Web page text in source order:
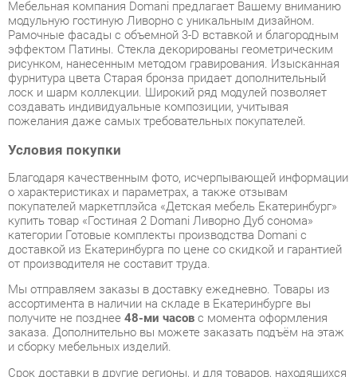
эффектом Патины. Стекла декорированы геометрическим
рисунком, нанесенным методом гравирования. Изысканная
фурнитура цвета Старая бронза придает дополнительный
лоск и шарм коллекции. Широкий ряд модулей позволяет
создавать индивидуальные композиции, учитывая
пожелания даже самых требовательных покупателей.
Условия покупки
Благодаря качественным фото, исчерпывающей информации
о характеристиках и параметрах, а также отзывам
покупателей маркетплэйса «Детская мебель Екатеринбург»
купить товар «Гостиная 2 Domani Ливорно Дуб сонома»
категории Готовые комплекты производства Domani с
доставкой из Екатеринбурга по цене со скидкой и гарантией
от производителя не составит труда.
Мы отправляем заказы в доставку ежедневно. Товары из
ассортимента в наличии на складе в Екатеринбурге вы
получите не позднее48-ми часовс момента оформления
и сборку мебельных изделий.
Срок доставки в другие регионы, и для товаров, находящихся
на складах производителей, рассчитывается индивидуально.
Уточнить наличие, срок и стоимость доставки вы можете